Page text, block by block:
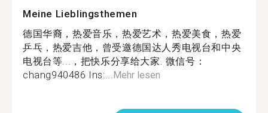
Meine Lieblingsthemen
德国华裔，热爱音乐，热爱艺术，热爱美食，热爱
乒乓，热爱吉他，曾受邀德国达人秀电视台和中央
电视台等...，把快乐分享给大家. 微信号：
chang940486 Ins:... Mehr lesen